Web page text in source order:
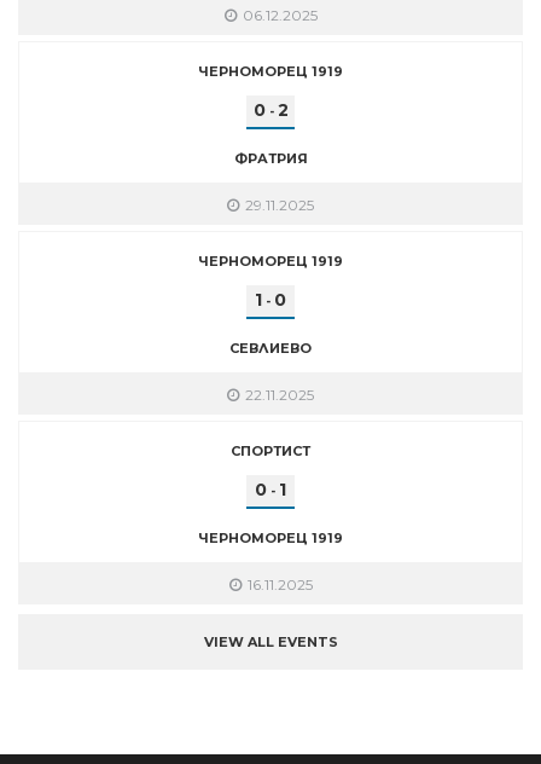
06.12.2025
ЧЕРНОМОРЕЦ 1919
0- 2
ФРАТРИЯ
29.11.2025
ЧЕРНОМОРЕЦ 1919
1 - 0
СЕВЛИЕВО
22.11.2025
СПОРТИСТ
0 - 1
ЧЕРНОМОРЕЦ 1919
16.11.2025
VIEW ALL EVENTS